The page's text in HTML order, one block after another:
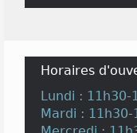
Horaires
Lundi : 11h30-
Mardi :